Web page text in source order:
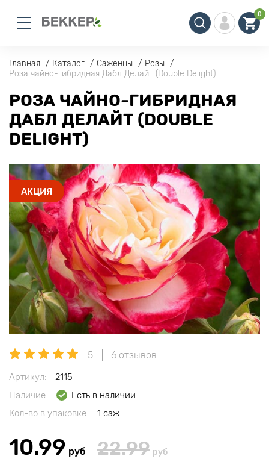
0
Главная Каталог Саженцы
Розы
Роза чайно-гибридная Дабл Делайт (Double Delight)
РОЗА ЧАЙНО-ГИБРИДНАЯ
ДАБЛ ДЕЛАЙТ (DOUBLE
DELIGHT)
АКЦИЯ
5 6 отзывов
Артикул:
2115
Наличие:
Есть в наличии
Кол-во в упаковке:
1 саж.
10.99 руб 22.99 руб